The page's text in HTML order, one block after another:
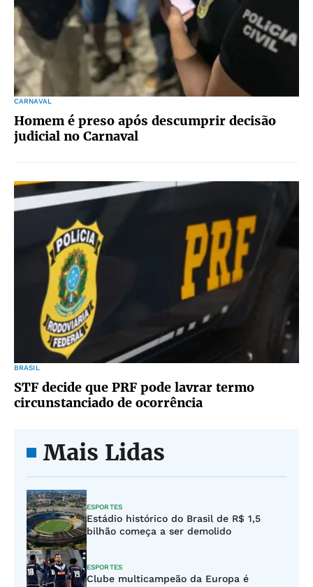
CARNAVAL
Homem é preso após descumprir decisão
judicial no Carnaval
BRASIL
STF decide que PRF pode lavrar termo
circunstanciado de ocorrência
Mais Lidas
ESPORTES
Estádio histórico do Brasil de R$ 1,5
bilhão começa a ser demolido
ESPORTES
Clube multicampeão da Europa é